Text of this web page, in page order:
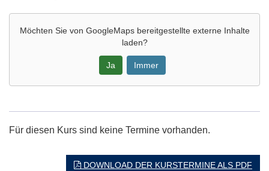
Möchten Sie von GoogleMapsbereitgestellte externe Inhalte
laden?
Ja Immer
Maps
Karte
Für diesen Kurs sind keine Termine vorhanden.
DOWNLOAD DER KURSTERMINE ALS PDF